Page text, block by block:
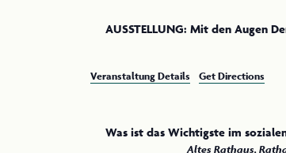
AUSSTELLUNG: Mit den Augen
Veranstaltung Details
Get Directions
Was ist das Wichtigste im
Altes Rathaus,